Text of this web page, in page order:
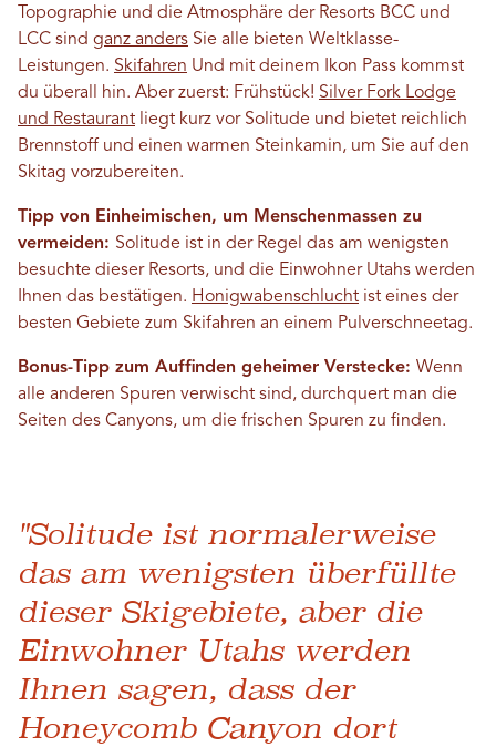
Topographie und die Atmosphäre der Resorts BCC und
LCC sind ganz anders Sie alle bieten Weltklasse-
Leistungen. Skifahren Und mit deinem Ikon Pass kommst
du überall hin. Aber zuerst: Frühstück! Silver Fork Lodge
und Restaurant liegt kurz vor Solitude und bietet reichlich
Brennstoff und einen warmen Steinkamin, um Sie auf den
Skitag vorzubereiten.
Tipp von Einheimischen, um Menschenmassen zu
vermeiden: Solitude ist in der Regel das am wenigsten
besuchte dieser Resorts, und die Einwohner Utahs werden
Ihnen das bestätigen. Honigwabenschlucht ist eines der
besten Gebiete zum Skifahren an einem Pulverschneetag.
Bonus-Tipp zum Auffinden geheimer Verstecke: Wenn
alle anderen Spuren verwischt sind, durchquert man die
Seiten des Canyons, um die frischen Spuren zu finden.
"Solitude ist normalerweise
das am wenigsten überfüllte
dieser Skigebiete, aber die
Einwohner Utahs werden
Ihnen sagen, dass der
Honeycomb Canyon dort